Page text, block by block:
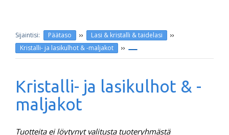
Päätaso ›› Lasi & kristalli & taidelasi ››
Kristalli- ja lasikulhot & -maljakot ››
Kristalli- ja lasikulhot & -
maljakot
Tuotteita ei löytynyt valitusta tuoteryhmästä